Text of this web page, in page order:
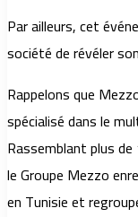
Par ailleurs, cet
société de révéler
Rappelons que
spécialisé dans le
Rassemblant plus
le Groupe Mezzo
en Tunisie et